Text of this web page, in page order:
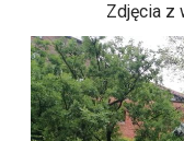
Zdjęcia z